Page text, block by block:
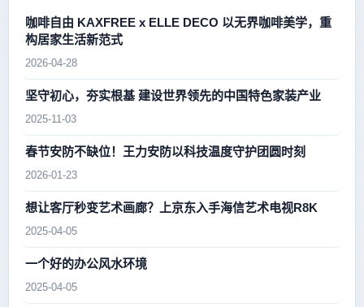
咖啡自由 KAXFREE x ELLE DECO 以无界咖啡美学，重
构居家生活新范式
2026-04-28
坚守初心，夯实根基 建设世界领先的中国特色家装产业
2025-11-03
春节安防不缺位！王力安防以科技温度守护团圆时刻
2026-01-23
想让客厅秒变艺术画廊？上京东入手海信艺术电视R8K
2025-04-05
一个好的办公风水环境
2025-04-05